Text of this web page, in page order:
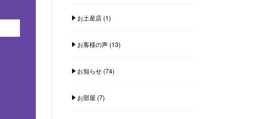
お土産店(1)
お客様の声(13)
お知らせ(74)
お部屋 (7)